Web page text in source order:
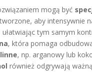
mogą być
aby intensywnie
ułatwiając tym samym
, która pomaga
, np. arganowy lub
również odgrywają